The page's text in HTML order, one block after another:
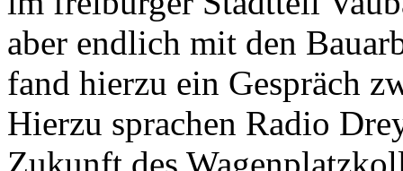
aber endlich mit den
fand hierzu ein Gespräch
Hierzu sprachen Radio
Zukunft des